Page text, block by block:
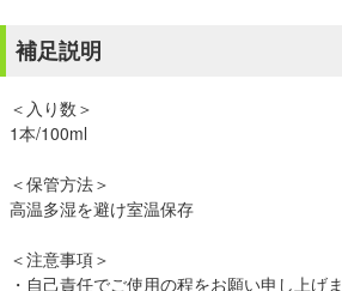
補足説明
＜入り数＞
1本/100ml
＜保管方法＞
高温多湿を避け室温保存
＜注意事項＞
・自己責任でご使用の程をお願い申し上げま